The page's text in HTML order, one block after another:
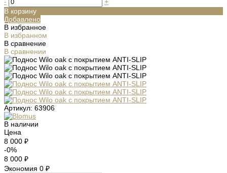
В корзину
Добавлено
В избранное
В избранном
В сравнение
В сравнении
Артикул: 63906
В наличии
Цена
8 000 ₽
-0%
8 000 ₽
Экономия 0 ₽